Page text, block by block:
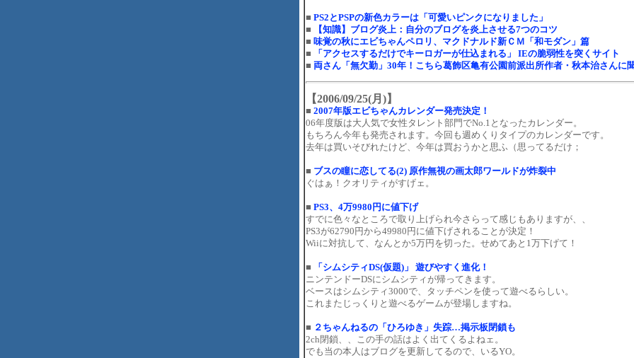
■ PS2とPSPの新色カラーは「可愛いピンクになりました」
■
【知識】ブログ炎上：自分のブログを炎上させる7つのコツ
■ 味覚の秋にエビちゃんペロリ、マクドナルド新ＣＭ「和モダン」篇
■
「アクセスするだけでキーロガーが仕込まれる」 IEの脆弱性を突くサイト
■ 両さん「無欠勤」30年！こちら葛飾区亀有公園前派出所作者・秋本治さんに
【2006/09/25(月)】
■ 2007年版エビちゃんカレンダー発売決定！
06年度版は大人気で女性タレント部門でNo.1となったカレンダー。
もちろん今年も発売されます。今回も週めくりタイプのカレンダーです。
去年は買いそびれたけど、今年は買おうかと思ふ（思ってるだけ；
■ ブスの瞳に恋してる(2) 原作無視の画太郎ワールドが炸裂中
ぐはぁ！クオリティがすげェ。
■ PS3、4万9980円に値下げ
すでに色々なところで取り上げられ今さらって感じもありますが、、
PS3が62790円から49980円に値下げされることが決定！
Wiiに対抗して、なんとか5万円を切った。せめてあと1万下げて！
■
「シムシティDS(仮題)」 遊びやすく進化！
ニンテンドーDSにシムシティが帰ってきます。
ベースはシムシティ3000で、タッチペンを使って遊べるらしい。
これまたじっくりと遊べるゲームが登場しますね。
■ ２ちゃんねるの「ひろゆき」失踪…掲示板閉鎖も
2ch閉鎖、、この手の話はよく出てくるよねェ。
でも当の本人はブログを更新してるので、いるYO。